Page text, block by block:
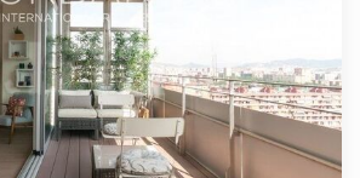
un lugar perfecto para una familia o para
vivir en la ciudad.